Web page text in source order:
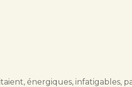
énergiques, infatigables,